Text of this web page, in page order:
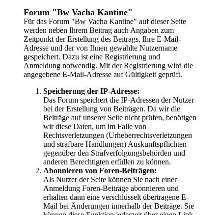
Forum "Bw Vacha Kantine"
Für das Forum "Bw Vacha Kantine" auf dieser Seite
werden neben Ihrem Beitrag auch Angaben zum
Zeitpunkt der Erstellung des Beitrags, Ihre E-Mail-
Adresse und der von Ihnen gewählte Nutzername
gespeichert. Dazu ist eine Registrierung und
Anmeldung notwendig. Mit der Registrierung wird die
angegebene E-Mail-Adresse auf Gültigkeit geprüft.
Speicherung der IP-Adresse:
Das Forum speichert die IP-Adressen der Nutzer
bei der Erstellung von Beiträgen. Da wir die
Beiträge auf unserer Seite nicht prüfen, benötigen
wir diese Daten, um im Falle von
Rechtsverletzungen (Urheberrechtsverletzungen
und strafbare Handlungen) Auskunftspflichten
gegenüber den Strafverfolgungsbehörden und
anderen Berechtigten erfüllen zu können.
Abonnieren von Foren-Beiträgen:
Als Nutzer der Seite können Sie nach einer
Anmeldung Foren-Beiträge abonnieren und
erhalten dann eine verschlüsselt übertragene E-
Mail bei Änderungen innerhalb der Beiträge. Sie